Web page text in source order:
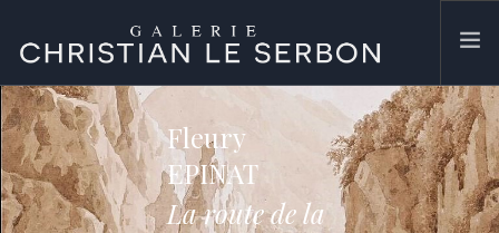
ACCUEIL
ŒUVRES
GALERIE
CONTACT
Fleury
EPINAT
La route de la